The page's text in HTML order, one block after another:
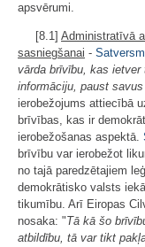
apsvērumi.
[8.1] Administratīvā
sasniegšanai -
vārda brīvību, kas
informāciju, paust
ierobežojums attiecībā
brīvības, kas ir
ierobežošanas aspektā.
brīvību var ierobežot
no tajā paredzētajiem
demokrātisko valsts
tikumību. Arī Eiropas
nosaka: "Tā kā šo
atbildību, tā var tikt